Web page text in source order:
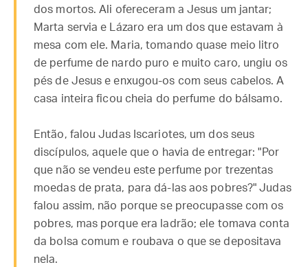
dos mortos. Ali ofereceram a Jesus um jantar;
Marta servia e Lázaro era um dos que estavam à
mesa com ele. Maria, tomando quase meio litro
de perfume de nardo puro e muito caro, ungiu os
pés de Jesus e enxugou-os com seus cabelos. A
casa inteira ficou cheia do perfume do bálsamo.
Então, falou Judas Iscariotes, um dos seus
discípulos, aquele que o havia de entregar: "Por
que não se vendeu este perfume por trezentas
moedas de prata, para dá-las aos pobres?" Judas
falou assim, não porque se preocupasse com os
pobres, mas porque era ladrão; ele tomava conta
da bolsa comum e roubava o que se depositava
nela.